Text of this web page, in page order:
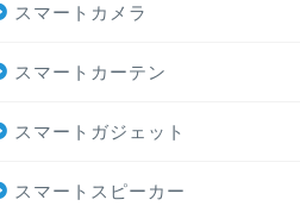
スマートカメラ
スマートカーテン
スマートガジェット
スマートスピーカー